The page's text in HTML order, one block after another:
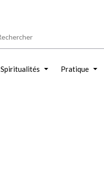
Spiritualités Pratique